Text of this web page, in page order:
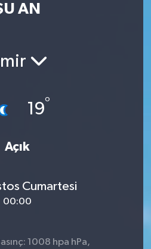
AN
19°
Açık
Cumartesi
00:00
1008 hpa hPa,